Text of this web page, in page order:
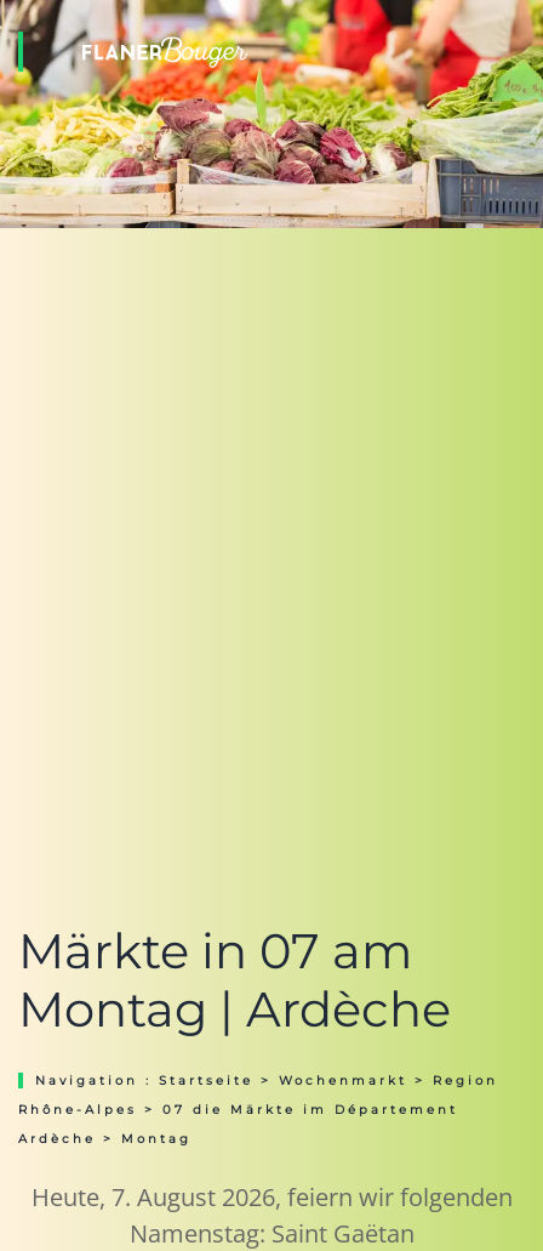
Märkte in 07 am
Montag | Ardèche
Navigation : Startseite > Wochenmarkt > Region
Rhône-Alpes
> 07 die Märkte im Département
Ardèche
> Montag
Heute, 7. August 2026, feiern wir folgenden
Namenstag: Saint Gaëtan